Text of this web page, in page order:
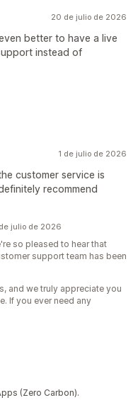
20 de julio de 2026
better to have a live
instead of
1 de julio de 2026
customer service is
recommend
julio de 2026
so pleased to hear that
support team has been
and we truly appreciate you
If you ever need any
(Zero Carbon).